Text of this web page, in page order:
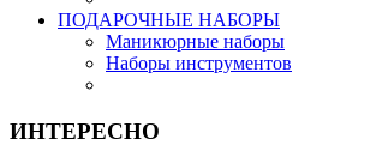
ПОДАРОЧНЫЕ НАБОРЫ
Маникюрные наборы
Наборы инструментов
ИНТЕРЕСНО